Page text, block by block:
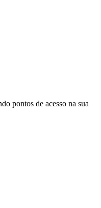
pontos de acesso na sua